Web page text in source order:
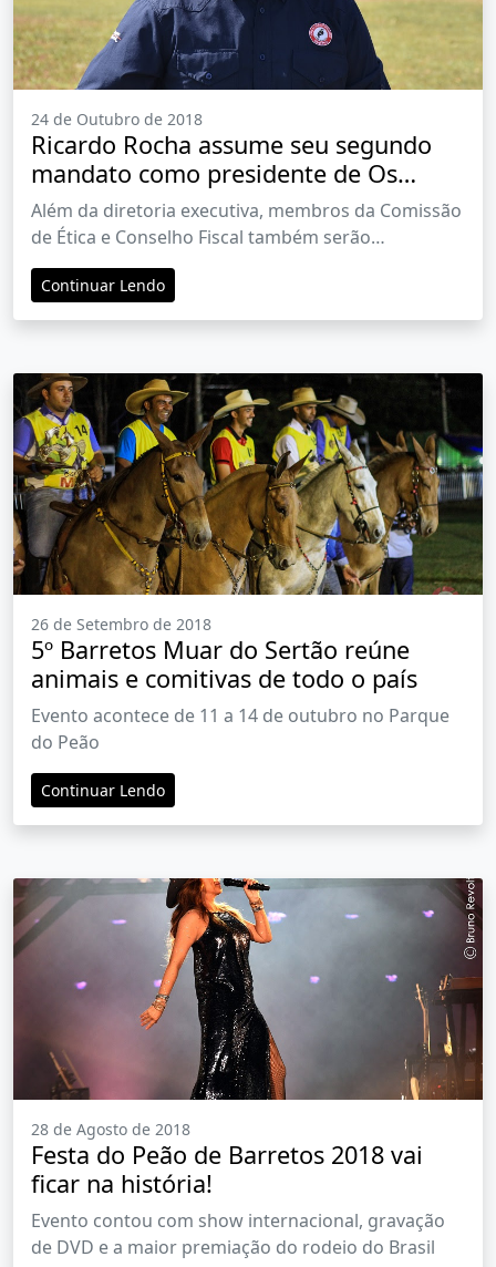
24 de Outubro de 2018
Ricardo Rocha assume seu segundo
mandato como presidente de Os
Independentes nesta sexta-feira (26)
Além da diretoria executiva, membros da Comissão
de Ética e Conselho Fiscal também serão
empossados
Continuar Lendo
26 de Setembro de 2018
5º Barretos Muar do Sertão reúne
animais e comitivas de todo o país
Evento acontece de 11 a 14 de outubro no Parque
do Peão
Continuar Lendo
28 de Agosto de 2018
Festa do Peão de Barretos 2018 vai
ficar na história!
Evento contou com show internacional, gravação
de DVD e a maior premiação do rodeio do Brasil